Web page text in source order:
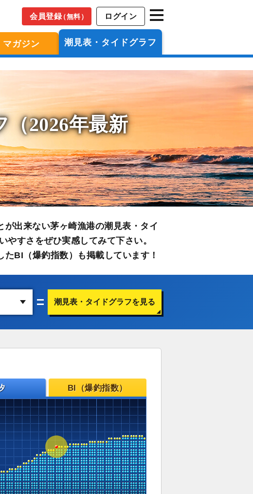
会員登録（無料） ログイン
マガジン 潮見表・タイドグラフ
2026年最新
出来ない茅ヶ崎漁港の潮見表・タイ
やすさをぜひ実感してみて下さい。
BI（爆釣指数）も掲載しています！
潮見表・タイドグラフを見る
BI（爆釣指数）